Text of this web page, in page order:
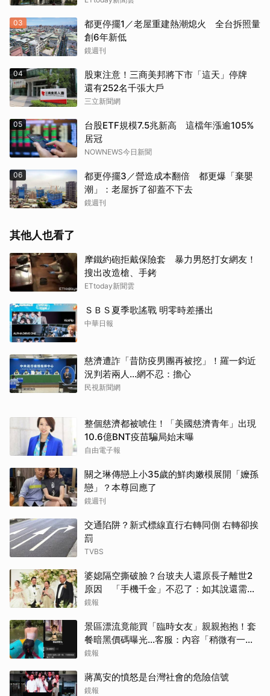
03
都更停擺1／老屋重建熱潮熄火 全台拆照量
創6年新低
鏡週刊
04
股東注意！三商美邦將下市「這天」停牌
還有252名千張大戶
三立新聞網
05
台股ETF規模7.5兆新高 這檔年漲逾105%
居冠
NOWNEWS今日新聞
06
都更停擺3／營造成本翻倍 都更爆「棄嬰
潮」：老屋拆了卻蓋不下去
鏡週刊
其他人也看了
摩鐵約砲拒戴保險套 暴力男怒打女網友！
搜出改造槍、手銬
ETtoday新聞雲
ＳＢＳ夏季歌謠戰 明零時差播出
中華日報
慈濟遭詐「昔防疫男團再被挖」！羅一鈞近
況判若兩人…網不忍：擔心
民視新聞網
整個慈濟都被唬住！「美國慈濟青年」出現
10.6億BNT疫苗騙局始末曝
自由電子報
關之琳傳戀上小35歲的鮮肉嫩模展開「嬤孫
戀」？本尊回應了
鏡週刊
交通陷阱？新式標線直行右轉同側 右轉卻挨
罰
TVBS
婆媳隔空撕破臉？台玻夫人還原長子離世2
原因 「手機千金」不忍了：如其說還需要
離開嗎？
鏡報
景區漂流竟能買「臨時女友」親親抱抱！套
餐暗黑價碼曝光…客服：內容「稍微有一點
尺度」
鏡報
蔣萬安的憤怒是台灣社會的危險信號
鏡報